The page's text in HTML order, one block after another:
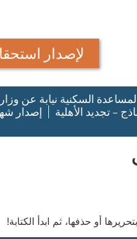
لإصدار
السكنية نيابة عن
– تجديد الأهلية
إصدار
أو حذفها، ثم ابدأ الكتابة!